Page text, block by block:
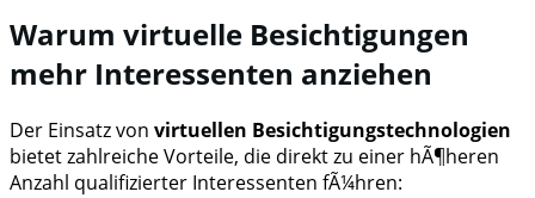
Warum virtuelle Besichtigungen
mehr Interessenten anziehen
Der Einsatz von virtuellen Besichtigungstechnologien
bietet zahlreiche Vorteile, die direkt zu einer hÃ¶heren
Anzahl qualifizierter Interessenten fÃ¼hren: